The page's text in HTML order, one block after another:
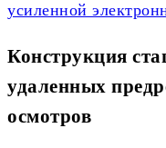
усиленной
Конструкция
удаленных
осмотров